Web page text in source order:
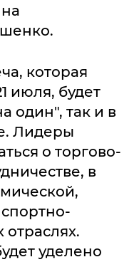
которая
июля, будет
один", так и в
Лидеры
о торгово-
в
отраслях.
уделено